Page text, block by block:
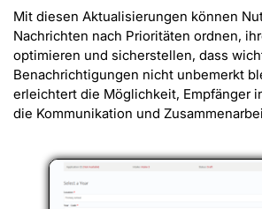
Mit diesen Aktualisierungen können
Nachrichten nach Prioritäten ordnen,
optimieren und sicherstellen, dass
Benachrichtigungen nicht unbemerkt
erleichtert die Möglichkeit, Empfänger
die Kommunikation und